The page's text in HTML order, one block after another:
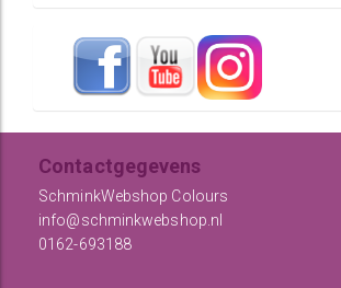
Contactgegevens
SchminkWebshop Colours
info@schminkwebshop.nl
0162-693188